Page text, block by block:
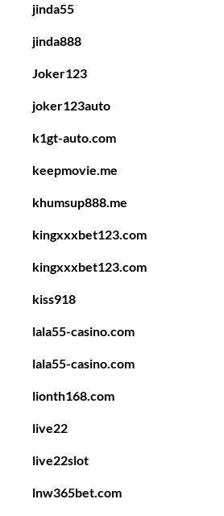
jinda55
jinda888
Joker123
joker123auto
k1gt-auto.com
keepmovie.me
khumsup888.me
kingxxxbet123.com
kingxxxbet123.com
kiss918
lala55-casino.com
lala55-casino.com
lionth168.com
live22
live22slot
lnw365bet.com